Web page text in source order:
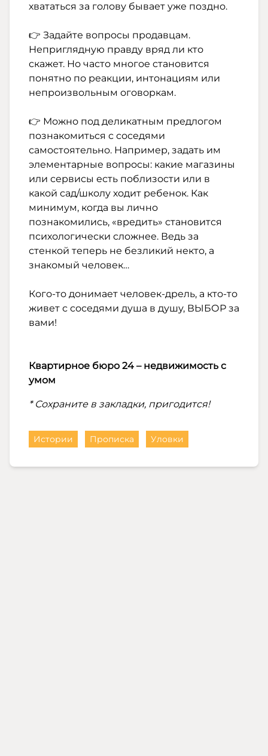
хвататься за голову бывает уже поздно.
👉 Задайте вопросы продавцам.
Неприглядную правду вряд ли кто
скажет. Но часто многое становится
понятно по реакции, интонациям или
непроизвольным оговоркам.
👉 Можно под деликатным предлогом
познакомиться с соседями
самостоятельно. Например, задать им
элементарные вопросы: какие магазины
или сервисы есть поблизости или в
какой сад/школу ходит ребенок. Как
минимум, когда вы лично
познакомились, «вредить» становится
психологически сложнее. Ведь за
стенкой теперь не безликий некто, а
знакомый человек…
Кого-то донимает человек-дрель, а кто-то
живет с соседями душа в душу, ВЫБОР за
вами!
Квартирное бюро 24 – недвижимость с
умом
* Сохраните в закладки, пригодится!
Истории Прописка Уловки